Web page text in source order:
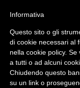
Informativa
Questo sito o gli
di cookie necessari al
nella cookie policy.
a tutti o ad alcuni
Chiudendo questo
su un link o